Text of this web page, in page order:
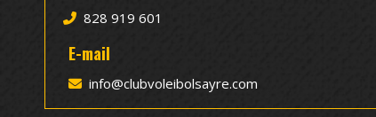
828 919 601
E-mail
info@clubvoleibolsayre.com